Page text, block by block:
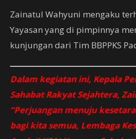
Zainatul Wahyuni mengaku
Yayasan yang di pimpinnya
kunjungan dari Tim BBPPKS
Dalam kegiatan ini, Kepala
Sahabat Rakyat Sejahtera,
“Perjuangan menuju
bagi kita semua, Lembaga